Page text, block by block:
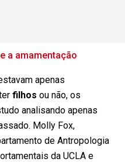
a amamentação
apenas
filhos ou não, os
analisando apenas
Molly Fox,
de Antropologia
da UCLA e